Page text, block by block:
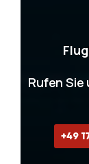
Rufen
+49